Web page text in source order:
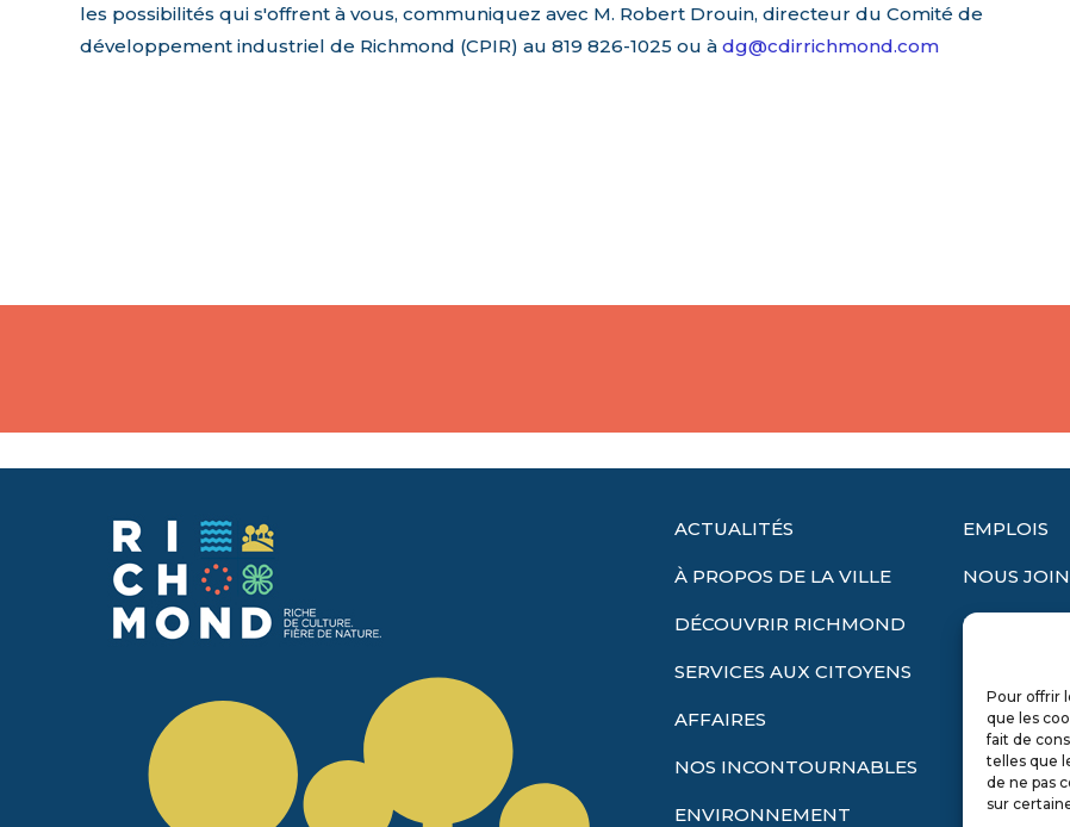
Pour offrir
que les
fait de
telles que
de ne pas
sur
les possibilités qui s'offrent à vous, communiquez avec M. Robert Drouin, directeur du Comité de
développement industriel de Richmond (CPIR) au 819 826-1025 ou àdg@cdirrichmond.com
ACTUALITÉS
À PROPOS DE LA VILLE
DÉCOUVRIR RICHMOND
SERVICES AUX CITOYENS
AFFAIRES
NOS INCONTOURNABLES
ENVIRONNEMENT
EMPLOIS
NOUS
EXTRANET
Français
English